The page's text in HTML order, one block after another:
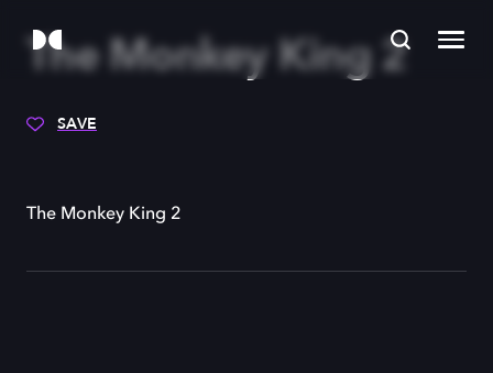
The Monkey King 2
SAVE
The Monkey King 2